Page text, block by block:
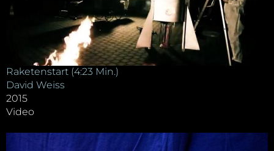
Raketenstart (4:23 Min.)
David Weiss
2015
Video